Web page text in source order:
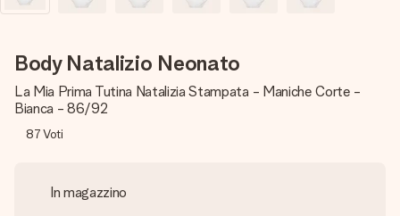
Body Natalizio Neonato
La Mia Prima Tutina Natalizia Stampata - Maniche Corte -
Bianca - 86/92
87Voti
In magazzino